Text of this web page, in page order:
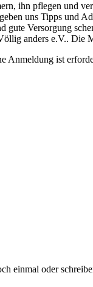
ihn pflegen und
uns Tipps und
Versorgung
anders e.V..
Anmeldung ist
einmal oder